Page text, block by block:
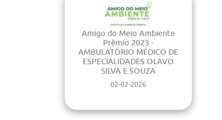
Amigo do Meio Ambiente
Prêmio 2023 -
AMBULATÓRIO MÉDICO DE
ESPECIALIDADES OLAVO
SILVA E SOUZA
02-02-2026